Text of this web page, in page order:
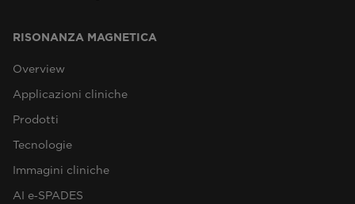
RISONANZA MAGNETICA
Overview
Applicazioni cliniche
Prodotti
Tecnologie
Immagini cliniche
AI e‑SPADES